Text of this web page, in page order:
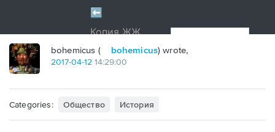
bohemicus ( bohemicus) wrote,
2017-04-12 14:29:00
Categories: Общество История